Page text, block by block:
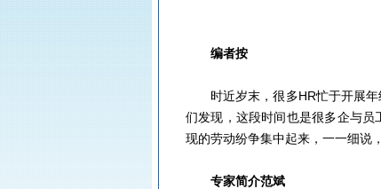
编者按
时近岁末，很多HR忙于开展
们发现，这段时间也是很多企与员
现的劳动纷争集中起来，一一细说
专家简介范斌